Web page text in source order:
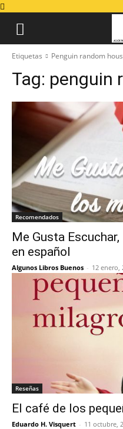
Etiquetas Penguin random
Tag: penguin
Recomendados
Me Gusta
en español
Algunos Libros Buenos - 12 enero,
Reseñas
El café de los
Eduardo H. Visquert - 11 octubre,